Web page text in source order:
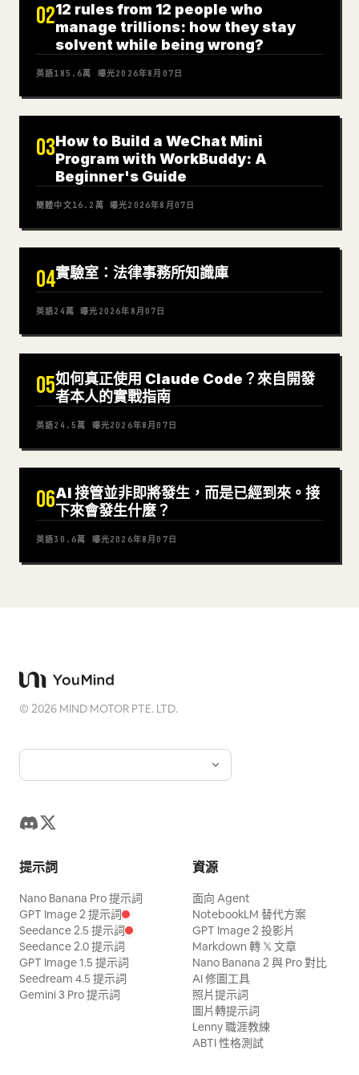
0212 rules from 12 people who
manage trillions: how they stay
solvent while being wrong?
英語185.6萬 曝光2026年8月07日
03How to Build a WeChat Mini
Program with WorkBuddy: A
Beginner's Guide
簡體中文16.2萬 曝光2026年8月07日
04實驗室：法律事務所知識庫
英語24萬 曝光 2026年8月07日
05如何真正使用 Claude Code？來自開發
者本人的實戰指南
英語24.5萬 曝光2026年8月07日
06AI 接管並非即將發生，而是已經到來。接
下來會發生什麼？
英語30.6萬 曝光2026年8月07日
©2026 MIND MOTOR PTE. LTD.
提示詞
Nano Banana Pro 提示詞
GPT Image 2 提示詞
Seedance 2.5 提示詞
Seedance 2.0 提示詞
GPT Image 1.5 提示詞
Seedream 4.5 提示詞
Gemini 3 Pro 提示詞
資源
面向 Agent
NotebookLM 替代方案
GPT Image 2 投影片
Markdown 轉 𝕏 文章
Nano Banana 2 與 Pro 對比
AI 修圖工具
照片提示詞
圖片轉提示詞
Lenny 職涯教練
ABTI 性格測試